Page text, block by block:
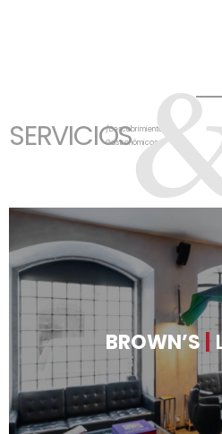
SERVICIOS/Descubrimientos
Gastronómicos
BROWN’S